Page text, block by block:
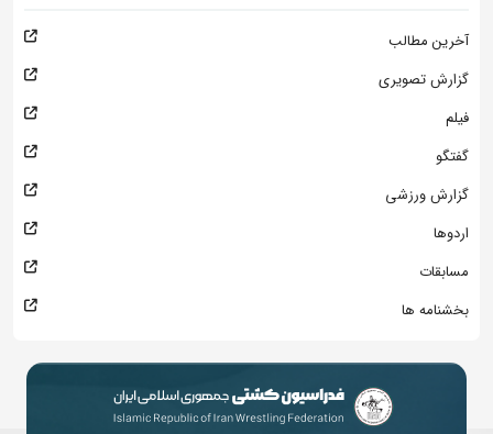
آخرین مطالب
گزارش تصویری
فیلم
گفتگو
گزارش ورزشی
اردوها
مسابقات
بخشنامه ها